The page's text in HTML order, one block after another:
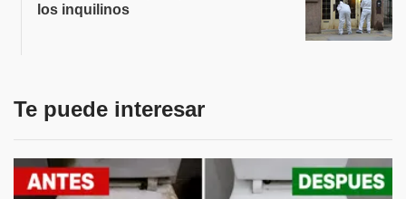
los inquilinos
Te puede interesar